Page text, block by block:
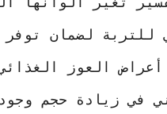
للتربة لضمان توفر
العوز
في زيادة حجم